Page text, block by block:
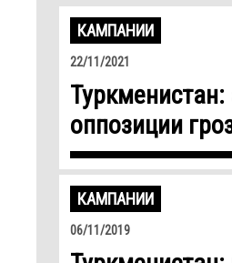
КАМПАНИИ
22/11/2021
Туркменистан:
оппозиции
КАМПАНИИ
06/11/2019